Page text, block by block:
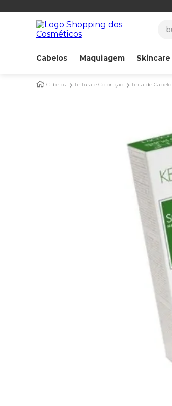
Cabelos Maquiagem Skincare
Cabelos Tintura e Coloração Tinta de Cabelo